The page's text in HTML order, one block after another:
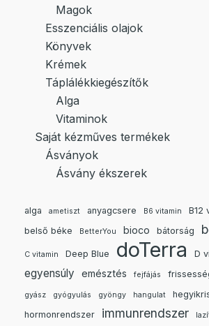
Magok
Esszenciális olajok
Könyvek
Krémek
Táplálékkiegészítők
Alga
Vitaminok
Saját kézműves termékek
Ásványok
Ásvány ékszerek
alga ametiszt anyagcsere B6 vitamin
B12
belső béke
BetterYou bioco bátorság
C vitamin Deep Blue doTerra D
egyensúly emésztés fejfájás
gyász gyógyulás gyöngy hangulat
hormonrendszer
immunrendszer